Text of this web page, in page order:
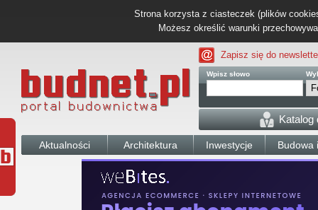
Strona korzysta z ciasteczek (plików
Możesz określić warunki
Zapisz się do
Wpisz słowo
Katalog
Aktualności Architektura Inwestycje Budowa